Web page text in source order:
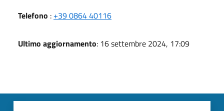
Telefono : +39 0864 40116
Ultimo aggiornamento: 16 settembre 2024, 17:09